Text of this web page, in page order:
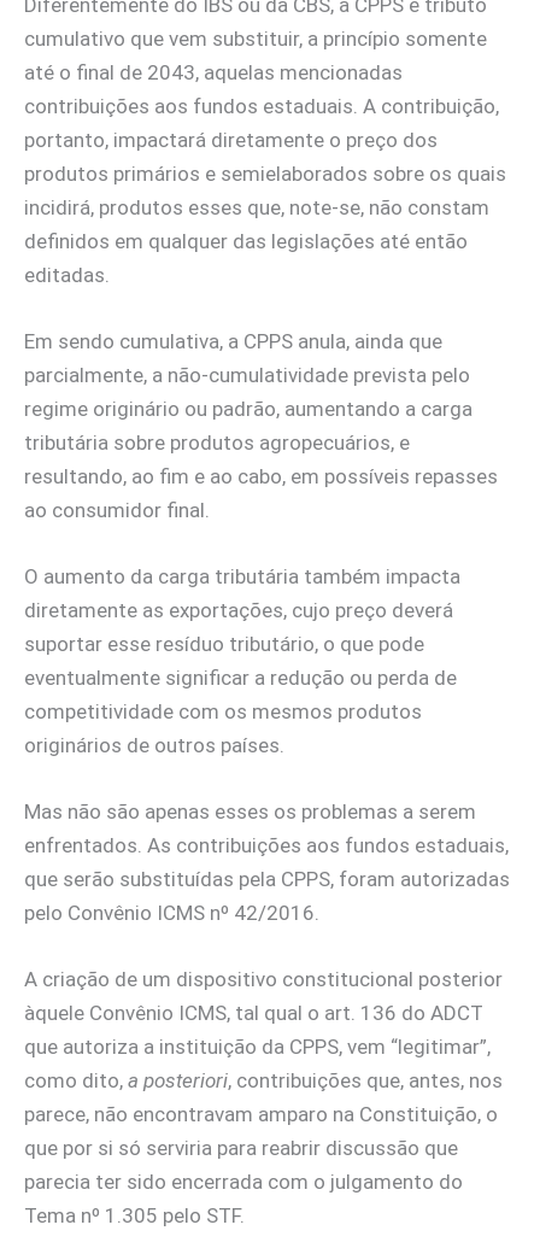
cumulativo que vem substituir, a princípio somente
até o final de 2043, aquelas mencionadas
contribuições aos fundos estaduais. A contribuição,
portanto, impactará diretamente o preço dos
produtos primários e semielaborados sobre os quais
incidirá, produtos esses que, note-se, não constam
definidos em qualquer das legislações até então
editadas.
Em sendo cumulativa, a CPPS anula, ainda que
parcialmente, a não-cumulatividade prevista pelo
regime originário ou padrão, aumentando a carga
tributária sobre produtos agropecuários, e
resultando, ao fim e ao cabo, em possíveis repasses
ao consumidor final.
O aumento da carga tributária também impacta
diretamente as exportações, cujo preço deverá
suportar esse resíduo tributário, o que pode
eventualmente significar a redução ou perda de
competitividade com os mesmos produtos
originários de outros países.
Mas não são apenas esses os problemas a serem
enfrentados. As contribuições aos fundos estaduais,
que serão substituídas pela CPPS, foram autorizadas
pelo Convênio ICMS nº 42/2016.
A criação de um dispositivo constitucional posterior
àquele Convênio ICMS, tal qual o art. 136 do ADCT
que autoriza a instituição da CPPS, vem “legitimar”,
como dito, a posteriori, contribuições que, antes, nos
parece, não encontravam amparo na Constituição, o
que por si só serviria para reabrir discussão que
parecia ter sido encerrada com o julgamento do
Tema nº 1.305 pelo STF.